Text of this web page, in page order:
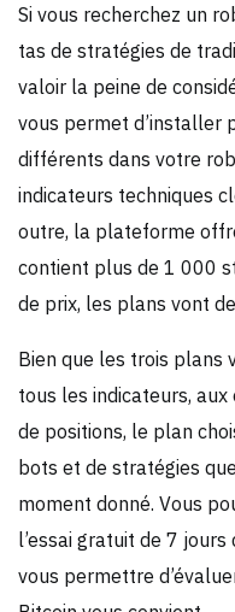
Si vous recherchez un
tas de stratégies de
valoir la peine de
vous permet d’installer
différents dans votre
indicateurs techniques
outre, la plateforme
contient plus de 1 000
de prix, les plans vont
Bien que les trois plans
tous les indicateurs,
de positions, le plan
bots et de stratégies
moment donné. Vous
l’essai gratuit de 7 jours
vous permettre